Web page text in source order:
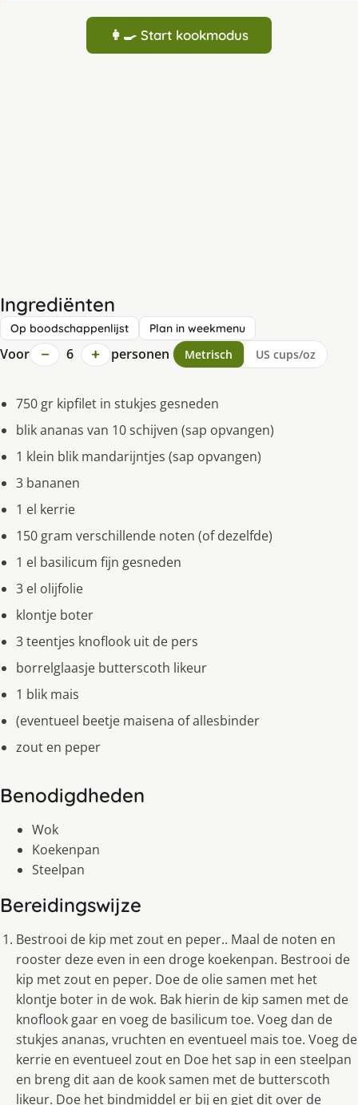
👩‍🍳 Start kookmodus
Ingrediënten
Op boodschappenlijst Plan in weekmenu
Voor − 6 + personen Metrisch US cups/oz
750 gr kipfilet in stukjes gesneden
blik ananas van 10 schijven (sap opvangen)
1 klein blik mandarijntjes (sap opvangen)
3 bananen
1 el kerrie
150 gram verschillende noten (of dezelfde)
1 el basilicum fijn gesneden
3 el olijfolie
klontje boter
3 teentjes knoflook uit de pers
borrelglaasje butterscoth likeur
1 blik mais
(eventueel beetje maisena of allesbinder
zout en peper
Benodigdheden
Wok
Koekenpan
Steelpan
Bereidingswijze
Bestrooi de kip met zout en peper.. Maal de noten en
rooster deze even in een droge koekenpan. Bestrooi de
kip met zout en peper. Doe de olie samen met het
klontje boter in de wok. Bak hierin de kip samen met de
knoflook gaar en voeg de basilicum toe. Voeg dan de
stukjes ananas, vruchten en eventueel mais toe. Voeg de
kerrie en eventueel zout en Doe het sap in een steelpan
en breng dit aan de kook samen met de butterscoth
likeur. Doe het bindmiddel er bij en giet dit over de